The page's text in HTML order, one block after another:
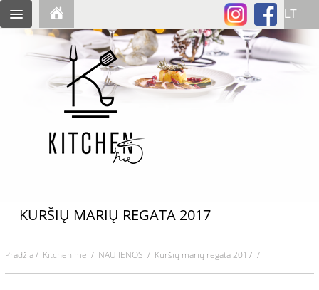
KURŠIŲ MARIŲ REGATA 2017
Pradžia/ Kitchen me / NAUJIENOS / Kuršių marių regata 2017 /